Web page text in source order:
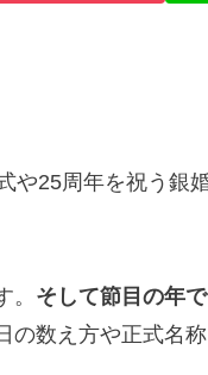
25周年を祝う銀
そして節目の年
の数え方や正式名